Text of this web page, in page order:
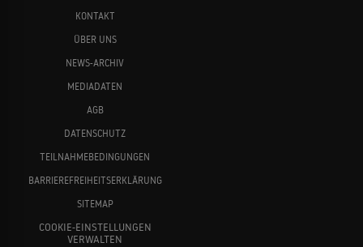
KONTAKT
ÜBER UNS
NEWS-ARCHIV
MEDIADATEN
AGB
DATENSCHUTZ
TEILNAHMEBEDINGUNGEN
BARRIEREFREIHEITSERKLÄRUNG
SITEMAP
COOKIE-EINSTELLUNGEN
VERWALTEN